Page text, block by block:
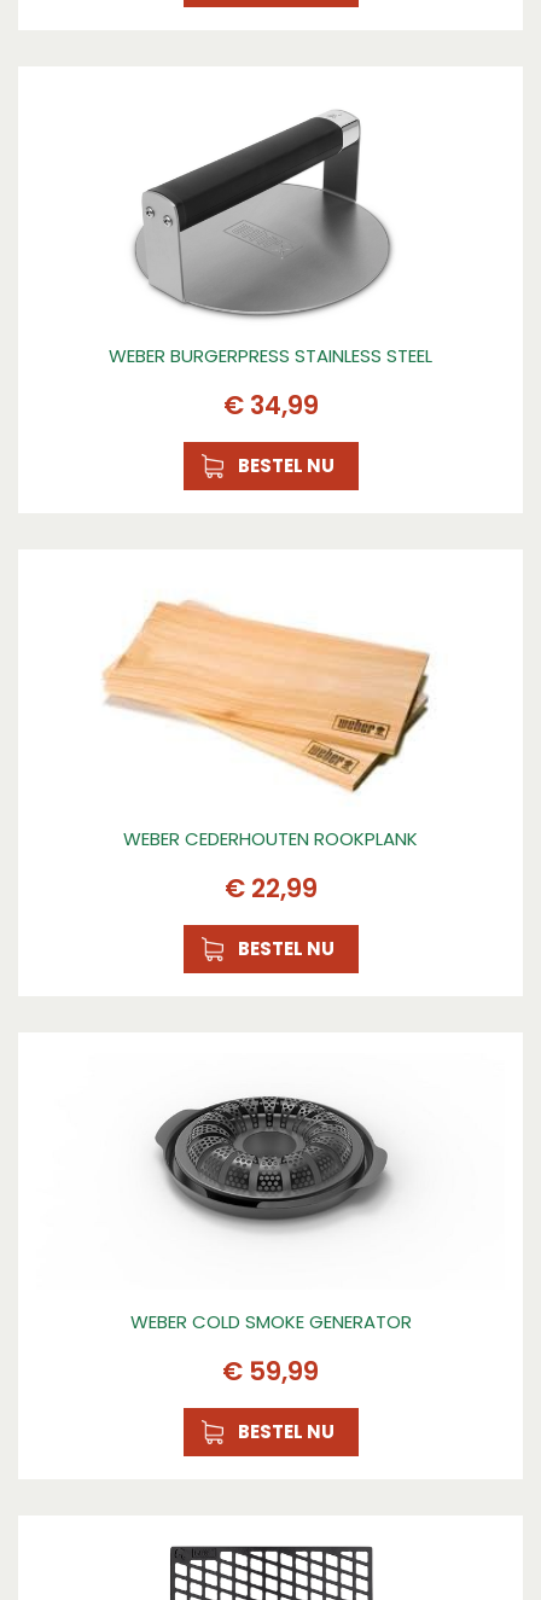
WEBER BURGERPRESS STAINLESS STEEL
€ 34,99
BESTEL NU
WEBER CEDERHOUTEN ROOKPLANK
€ 22,99
BESTEL NU
WEBER COLD SMOKE GENERATOR
€ 59,99
BESTEL NU